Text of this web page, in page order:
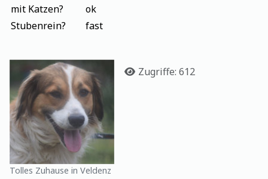
mit Katzen?
ok
Stubenrein?
fast
Tolles Zuhause in Veldenz
Details
Zugriffe: 612